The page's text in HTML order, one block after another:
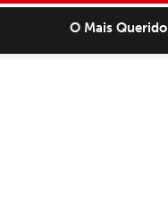
O Mais Querido